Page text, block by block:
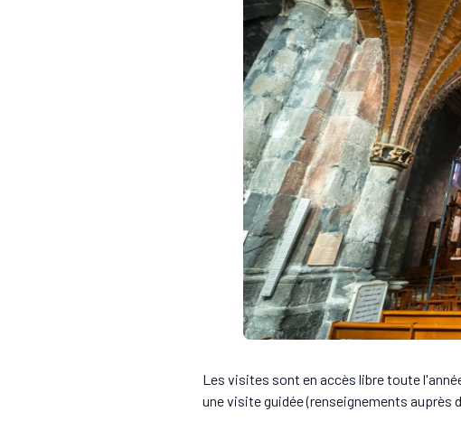
Les visites sont en accès libre toute
une visite guidée (renseignements auprès